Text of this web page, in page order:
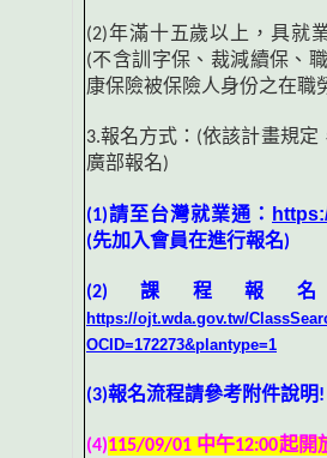
(2)年滿十五歲以上，具就
(不含訓字保、裁減續保、
康保險被保險人身份之在職
3.報名方式： (依該計畫規定
廣部報名)
(1)請至台灣就業通：
(先加入會員在進行報名)
(2) 課程報名
https://ojt.wda.gov.tw/
OCID=172273&plantype=1
(3)報名流程請參考附件說明!
(4)115/09/01 中午12:00起開